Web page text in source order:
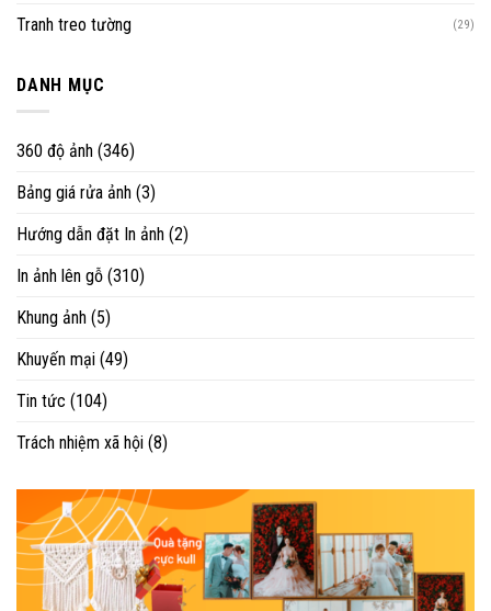
Tranh treo tường (29)
DANH MỤC
360 độ ảnh (346)
Bảng giá rửa ảnh (3)
Hướng dẫn đặt In ảnh (2)
In ảnh lên gỗ (310)
Khung ảnh (5)
Khuyến mại (49)
Tin tức (104)
Trách nhiệm xã hội (8)